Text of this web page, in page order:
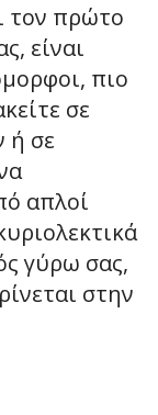
τον πρώτο
είναι
πιο
σε
ή σε
απλοί
γύρω σας,
στην